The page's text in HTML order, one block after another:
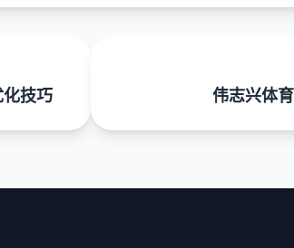
技巧 伟志兴体